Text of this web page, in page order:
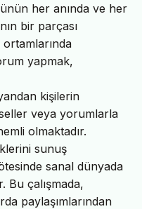
her anında ve her
bir parçası
yapmak,
kişilerin
veya yorumlarla
olmaktadır.
sunuş
sanal dünyada
Bu çalışmada,
paylaşımlarından